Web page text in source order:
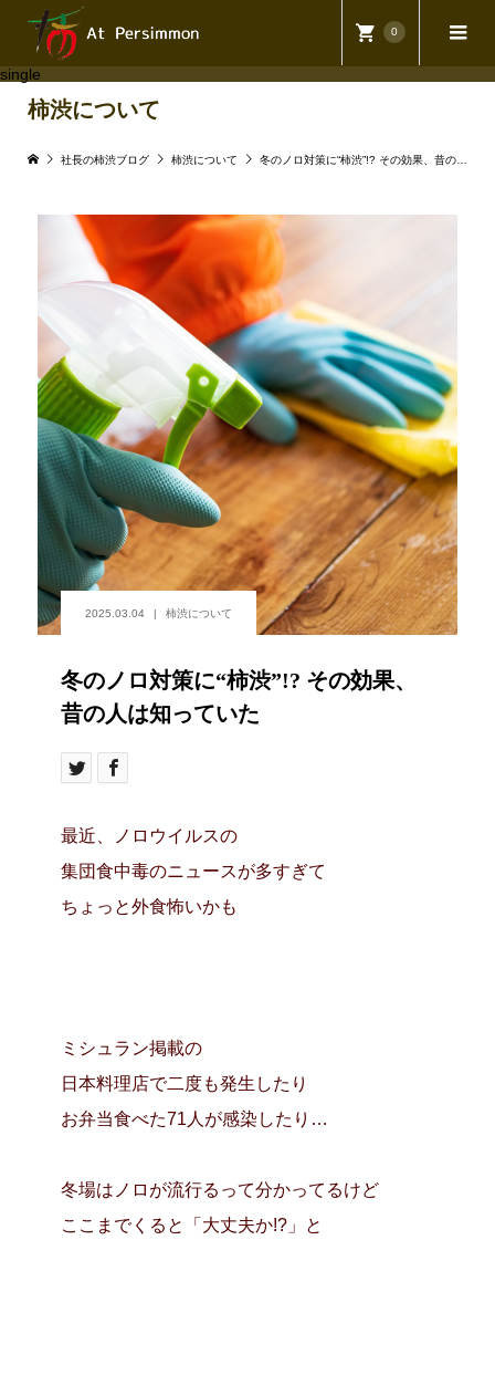
0
single
柿渋について
社長の柿渋ブログ 柿渋について 冬のノロ対策に“柿渋”!? その効果、昔の人は知っていた
2025.03.04 柿渋について
冬のノロ対策に“柿渋”!? その効果、
昔の人は知っていた
最近、ノロウイルスの
集団食中毒のニュースが多すぎて
ちょっと外食怖いかも
ミシュラン掲載の
日本料理店で二度も発生したり
お弁当食べた71人が感染したり…
冬場はノロが流行るって分かってるけど
ここまでくると「大丈夫か!?」と